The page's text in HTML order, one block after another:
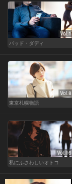
Vol.1
バッド・ダディ
Vol.8
東京札幌物語
Vol.16
私にふさわしいオトコ